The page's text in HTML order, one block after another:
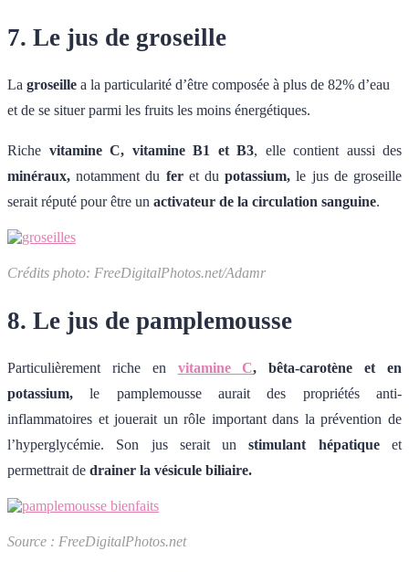
7. Le jus de groseille
La groseille a la particularité d’être composée à plus de 82% d’eau
et de se situer parmi les fruits les moins énergétiques.
Riche vitamine C, vitamine B1 et B3, elle contient aussi des
minéraux,notamment du fer et dupotassium, le jus de groseille
serait réputé pour être un activateur de la circulation sanguine.
Crédits photo: FreeDigitalPhotos.net/Adamr
8. Le jus de pamplemousse
Particulièrement riche en vitamine C, bêta-carotène et en
potassium,le pamplemousse aurait des propriétés anti-
inflammatoires et jouerait un rôle important dans la prévention de
l’hyperglycémie. Son jus serait unstimulant hépatiqueet
permettrait de drainer la vésicule biliaire.
Source : FreeDigitalPhotos.net